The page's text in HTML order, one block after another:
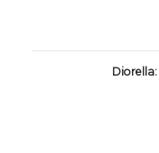
Diorella: